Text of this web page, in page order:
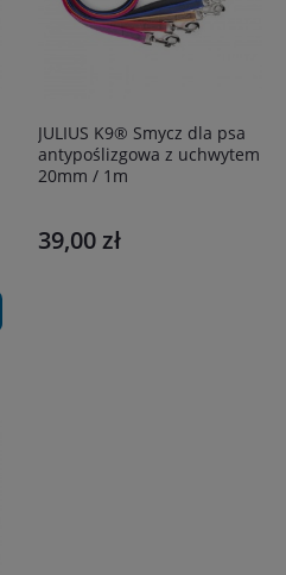
JULIUS K9® Smycz dla psa
antypoślizgowa z uchwytem
20mm / 1m
39,00 zł